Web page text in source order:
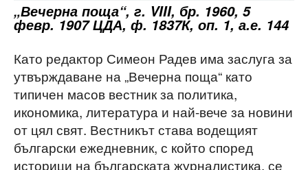
„Вечерна поща“, г. VIII, бр. 1960, 5
февр. 1907 ЦДА, ф. 1837К, оп. 1, а.е. 144
Като редактор Симеон Радев има заслуга за
утвърждаване на „Вечерна поща“ като
типичен масов вестник за политика,
икономика, литература и най-вече за новини
от цял свят. Вестникът става водещият
български ежедневник, с който според
историци на българската журналистика, се